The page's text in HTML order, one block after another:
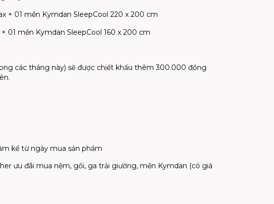
+ 01 mền Kymdan SleepCool 220 x 200 cm
01 mền Kymdan SleepCool 160 x 200 cm
các tháng này) sẽ được chiết khấu thêm 300.000 đồng
kể từ ngày mua sản phẩm
ưu đãi mua nệm, gối, ga trải giường, mền Kymdan (có giá